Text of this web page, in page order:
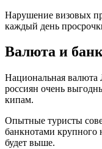
Нарушение визовых
каждый день
Валюта и
Национальная
россиян очень
кипам.
Опытные туристы
банкнотами крупного
будет выше.